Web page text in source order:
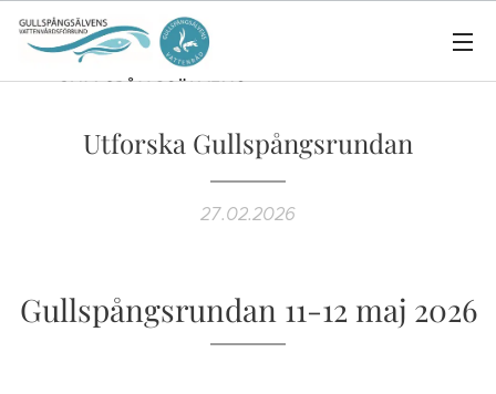
Utforska Gullspångsrundan
27.02.2026
Gullspångsrundan 11-12 maj 2026